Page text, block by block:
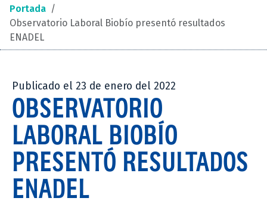
Portada /
Observatorio Laboral Biobío presentó resultados
ENADEL
Publicado el 23 de enero del 2022
OBSERVATORIO
LABORAL BIOBÍO
PRESENTÓ RESULTADOS
ENADEL